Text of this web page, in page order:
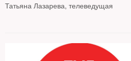
Татьяна Лазарева, телеведущая